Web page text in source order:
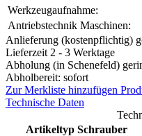
Werkzeugaufnahme:
Antriebstechnik Maschinen:
Anlieferung (kostenpflichtig)
Lieferzeit 2 - 3 Werktage
Abholung (in Schenefeld)
Abholbereit: sofort
Zur Merkliste hinzufügen
Technische Daten
Artikeltyp Schrauber